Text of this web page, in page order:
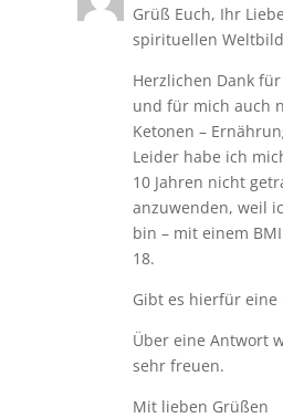
Grüß Euch, Ihr
spirituellen
Herzlichen Dank
und für mich auch
Ketonen –
Leider habe ich
10 Jahren nicht
anzuwenden, weil
bin – mit einem
18.
Gibt es hierfür eine
Über eine Antwort
sehr freuen.
Mit lieben Grüßen